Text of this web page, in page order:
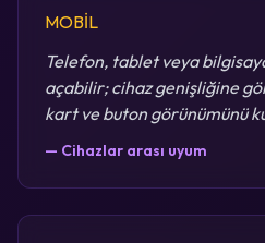
MOBİL
Telefon, tablet veya
açabilir; cihaz genişliğine
kart ve buton görünümünü
— Cihazlar arası uyum